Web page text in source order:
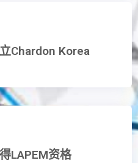
Chardon Korea
LAPEM资格